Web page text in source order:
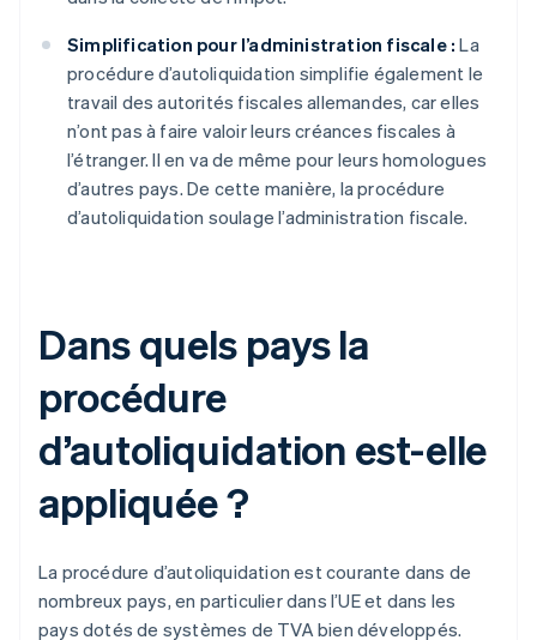
Simplification pour l’administration fiscale : La
procédure d’autoliquidation simplifie également le
travail des autorités fiscales allemandes, car elles
n’ont pas à faire valoir leurs créances fiscales à
l’étranger. Il en va de même pour leurs homologues
d’autres pays. De cette manière, la procédure
d’autoliquidation soulage l’administration fiscale.
Dans quels pays la
procédure
d’autoliquidation est-elle
appliquée ?
La procédure d’autoliquidation est courante dans de
nombreux pays, en particulier dans l’UE et dans les
pays dotés de systèmes de TVA bien développés.